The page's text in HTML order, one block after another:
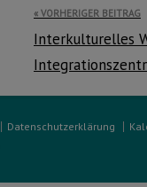
VORHERIGER BEITRAG
Interkulturelles
Datenschutzerklärung